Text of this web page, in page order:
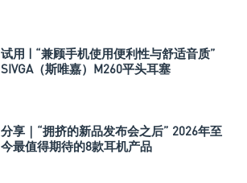
试用 | “兼顾手机使用便利性与舒适音质”
SIVGA（斯唯嘉）M260平头耳塞
分享｜“拥挤的新品发布会之后” 2026年至
今最值得期待的8款耳机产品